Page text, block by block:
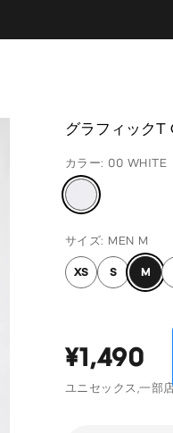
グラフィックT
カラー: 00 WHITE
サイズ: MEN M
XS S M
¥1,490
ユニセックス,一部